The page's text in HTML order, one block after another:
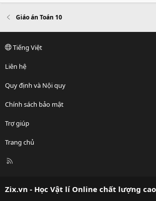
Giáo án Toán 10
Tiếng Việt
Liên hệ
Quy định và Nội quy
Chính sách bảo mật
Trợ giúp
Trang chủ
R
Zix.vn - Học Vật lí Online chất lượng cao